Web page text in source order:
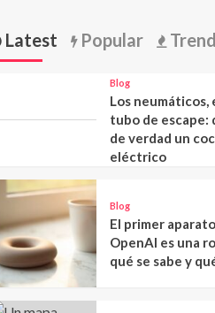
Latest Popular
Blog
Los neumáticos,
tubo de escape:
de verdad un
eléctrico
Blog
El primer
OpenAI es una
qué se sabe y